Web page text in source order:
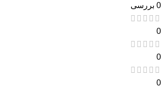
0 بررسی
0
0
0